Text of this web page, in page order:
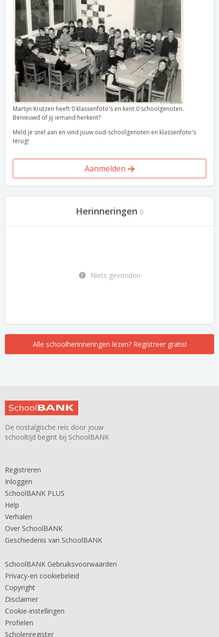
Martijn Krutzen heeft 0 klassenfoto's en kent 0 schoolgenoten.
Benieuwd of jij iemand herkent?
Meld je snel aan en vind jouw oud-schoolgenoten en klassenfoto's
terug!
Aanmelden
Herinneringen 0
Niets gevonden
Alle schoolherinneringen lezen? Registreer gratis!
De nostalgische reis door jouw
schooltijd begint bij SchoolBANK
Registreren
Inloggen
SchoolBANK PLUS
Help
Verhalen
Over SchoolBANK
Geschiedenis van SchoolBANK
SchoolBANK Gebruiksvoorwaarden
Privacy-en cookiebeleid
Copyright
Disclaimer
Cookie-instellingen
Profielen
Scholenregister